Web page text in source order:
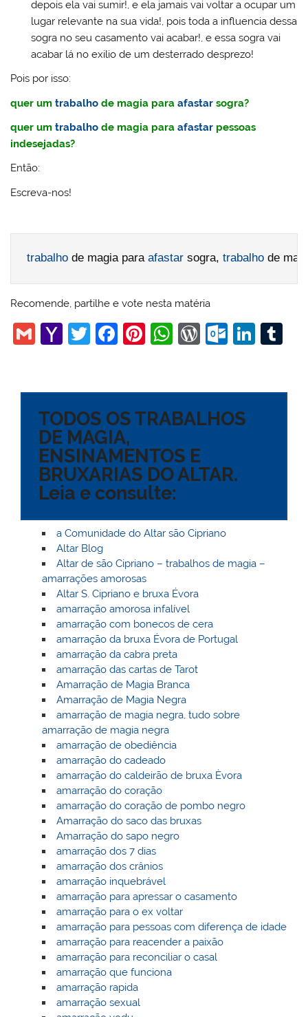
depois ela vai sumir!, e ela jamais vai voltar a ocupar um
lugar relevante na sua vida!, pois toda a influencia dessa
sogra no seu casamento vai acabar!, e essa sogra vai
acabar lá no exilio de um desterrado desprezo!
Pois por isso:
quer umtrabalho de magia paraafastar sogra?
quer umtrabalho de magia paraafastar pessoas
indesejadas?
Então:
Escreva-nos!
trabalho de magia para afastar sogra, trabalho de
Recomende, partilhe e vote nesta matéria
G
l
Y
o
o
M
ai
l
T
er
F
e
b
o
o
k
Pi
e
st
W
s
A
p
p
W
Pr
e
O
o
k.
o
m
Li
e bl
TODOS OS TRABALHOS
DE MAGIA,
ENSINAMENTOS E
BRUXARIAS DO ALTAR.
Leia e consulte:
a Comunidade do Altar são Cipriano
Altar Blog
Altar de são Cipriano – trabalhos de magia –
amarrações amorosas
Altar S. Cipriano e bruxa Évora
amarração amorosa infalível
amarração com bonecos de cera
amarração da bruxa Évora de Portugal
amarração da cabra preta
amarração das cartas de Tarot
Amarração de Magia Branca
Amarração de Magia Negra
amarração de magia negra, tudo sobre
amarração de magia negra
amarração de obediência
amarração do cadeado
amarração do caldeirão de bruxa Èvora
amarração do coração
amarração do coração de pombo negro
Amarração do saco das bruxas
Amarração do sapo negro
amarração dos 7 dias
amarração dos crânios
amarração inquebrável
amarração para apressar o casamento
amarração para o ex voltar
amarração para pessoas com diferença de idade
amarração para reacender a paixão
amarração para reconciliar o casal
amarração que funciona
amarração rapida
amarração sexual